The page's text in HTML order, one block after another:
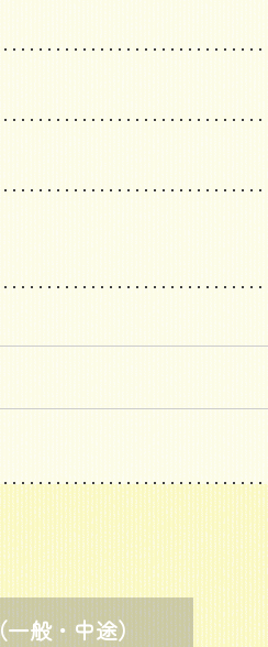
（一般・中途）